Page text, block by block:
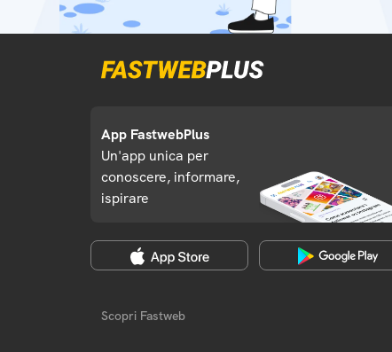
App FastwebPlus
Un'app unica per
conoscere, informare,
ispirare
Scopri Fastweb